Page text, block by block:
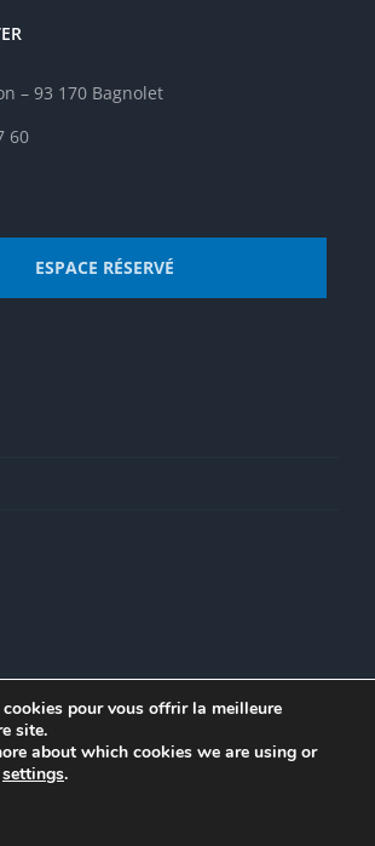
– 93 170 Bagnolet
60
ESPACE RÉSERVÉ
de la FSU 2023 | Par FSU |Plan du site
|Politique de confidentialité
pour vous offrir la meilleure
site.
about which cookies we are using or
settings.